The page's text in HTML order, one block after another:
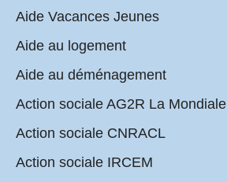
Aide Vacances Jeunes
Aide au logement
Aide au déménagement
Action sociale AG2R La Mondiale
Action sociale CNRACL
Action sociale IRCEM